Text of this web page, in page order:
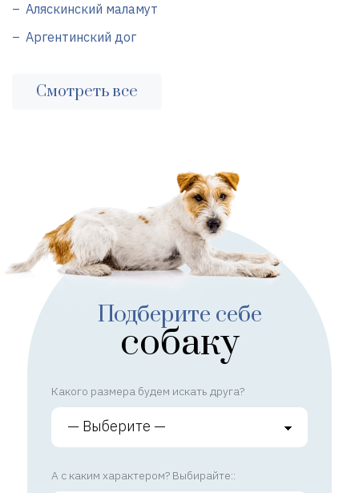
Аляскинский маламут
Аргентинский дог
Смотреть все
Подберите себе
собаку
Какого размера будем искать друга?
А с каким характером? Выбирайте::